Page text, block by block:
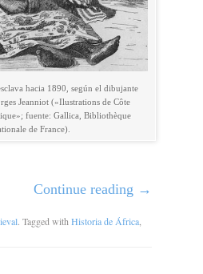
hacia 1890, según el dibujante
Jeanniot («Ilustrations de Côte
fuente: Gallica, Bibliothèque
de France).
Continue reading →
. Tagged with Historia de África